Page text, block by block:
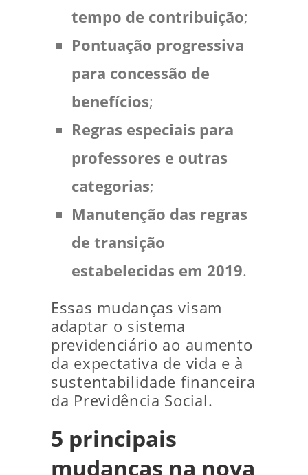
tempo de contribuição;
Pontuação progressiva
para concessão de
benefícios;
Regras especiais para
professores e outras
categorias;
Manutenção das regras
de transição
estabelecidas em 2019.
Essas mudanças visam
adaptar o sistema
previdenciário ao aumento
da expectativa de vida e à
sustentabilidade financeira
da Previdência Social.
5 principais
mudanças na nova